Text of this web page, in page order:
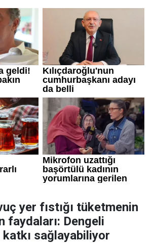
yer fıstığı tüketmenin
faydaları: Dengeli
katkı sağlayabiliyor